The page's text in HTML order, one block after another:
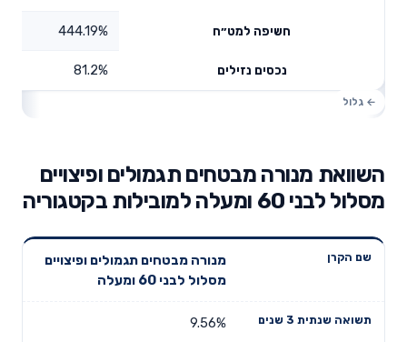
חשיפה למט״ח 444.19%
נכסים נזילים 81.2%
השוואת מנורה מבטחים תגמולים ופיצויים
מסלול לבני 60 ומעלה למובילות בקטגוריה
שנתית 3
תשואה
שנתית 5
דמי ניהול
מנורה מבטחים תגמולים ופיצויים
מסלול לבני 60 ומעלה
9.56%